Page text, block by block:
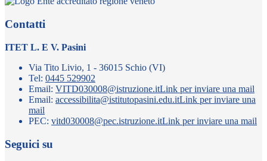
Contatti
ITET L. E V. Pasini
Via Tito Livio, 1 - 36015 Schio (VI)
Tel: 0445 529902
Email: VITD030008@istruzione.itLink per inviare una mail
Email: accessibilita@istitutopasini.edu.itLink per inviare una
mail
PEC: vitd030008@pec.istruzione.itLink per inviare una mail
Seguici su